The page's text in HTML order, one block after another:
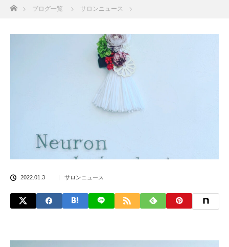
ホームブログ一覧 サロンニュース
2022.01.3 サロンニュース